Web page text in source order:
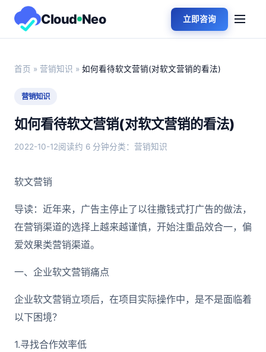
Cloud Neo 立即咨询
首页 » 营销知识 » 如何看待软文营销(对软文营销的看法)
营销知识
如何看待软文营销(对软文营销的看法)
2022-10-12阅读约 6 分钟分类：营销知识
软文营销
导读：近年来，广告主停止了以往撒钱式打广告的做法，
在营销渠道的选择上越来越谨慎，开始注重品效合一，偏
爱效果类营销渠道。
一、企业软文营销痛点
企业软文营销立项后，在项目实际操作中，是不是面临着
以下困境？
1.寻找合作效率低